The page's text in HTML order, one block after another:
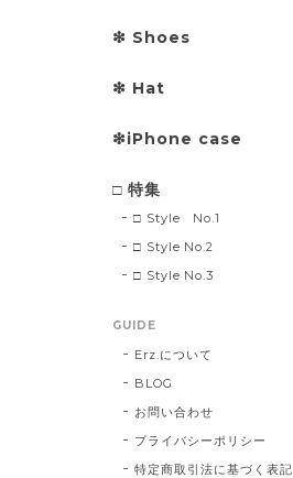
❇︎ Shoes
❇︎ Hat
❇︎iPhone case
□ 特集
□ Style No.1
□ Style No.2
□ Style No.3
GUIDE
Erz.について
BLOG
お問い合わせ
プライバシーポリシー
特定商取引法に基づく表記